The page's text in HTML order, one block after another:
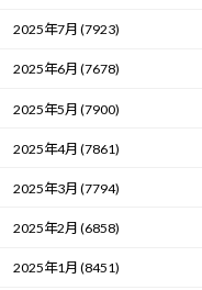
2025年7月 (7923)
2025年6月 (7678)
2025年5月 (7900)
2025年4月 (7861)
2025年3月 (7794)
2025年2月 (6858)
2025年1月 (8451)